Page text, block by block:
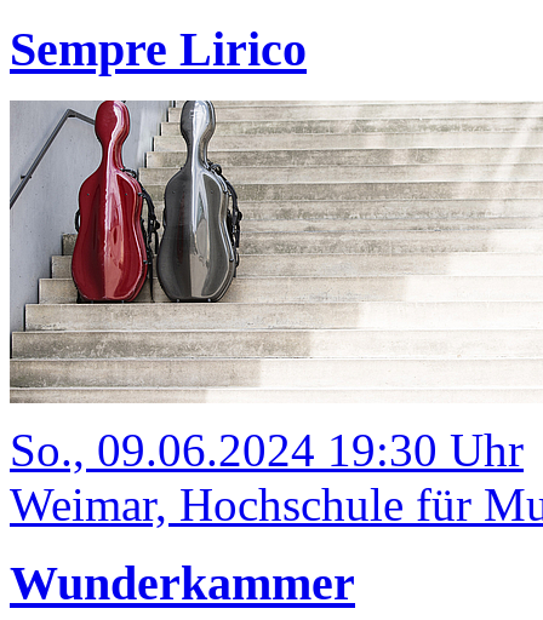
Sempre Lirico
So., 09.06.2024 19:30 Uhr
Weimar, Hochschule für
Wunderkammer